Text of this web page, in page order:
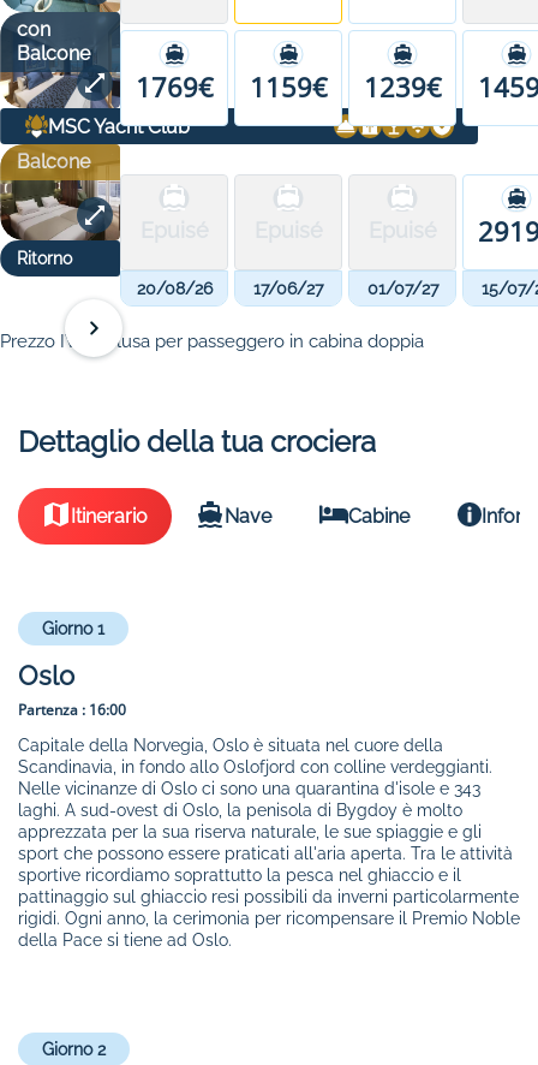
con
Balcone
MSC Yacht Club
Balcone
Ritorno
1769€ 1159€ 1239€
20/08/26 17/06/27 01/07/27 15/07/
Prezzo IVA inclusa per passeggero in cabina doppia
Dettaglio della tua crociera
Itinerario Nave Cabine
Giorno 1
Oslo
Partenza : 16:00
Capitale della Norvegia, Oslo è situata nel cuore della
Scandinavia, in fondo allo Oslofjord con colline verdeggianti.
Nelle vicinanze di Oslo ci sono una quarantina d'isole e 343
laghi. A sud-ovest di Oslo, la penisola di Bygdoy è molto
apprezzata per la sua riserva naturale, le sue spiaggie e gli
sport che possono essere praticati all'aria aperta. Tra le attività
sportive ricordiamo soprattutto la pesca nel ghiaccio e il
pattinaggio sul ghiaccio resi possibili da inverni particolarmente
rigidi. Ogni anno, la cerimonia per ricompensare il Premio Noble
della Pace si tiene ad Oslo.
Giorno 2